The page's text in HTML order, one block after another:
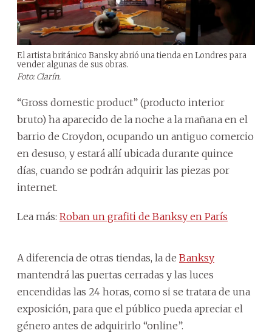
El artista británico Bansky abrió una tienda en Londres para
vender algunas de sus obras.
Foto: Clarín.
“Gross domestic product” (producto interior
bruto) ha aparecido de la noche a la mañana en el
barrio de Croydon, ocupando un antiguo comercio
en desuso, y estará allí ubicada durante quince
días, cuando se podrán adquirir las piezas por
internet.
Lea más: Roban un grafiti de Banksy en París
A diferencia de otras tiendas, la de Banksy
mantendrá las puertas cerradas y las luces
encendidas las 24 horas, como si se tratara de una
exposición, para que el público pueda apreciar el
género antes de adquirirlo “online”.